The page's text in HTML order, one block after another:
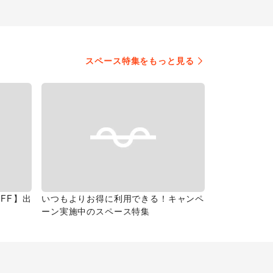
スペース特集をもっと見る
】出
いつもよりお得に利用できる！キャンペ
ーン実施中のスペース特集